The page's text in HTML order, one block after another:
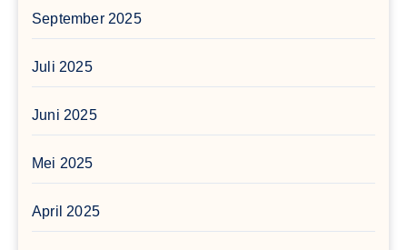
September 2025
Juli 2025
Juni 2025
Mei 2025
April 2025